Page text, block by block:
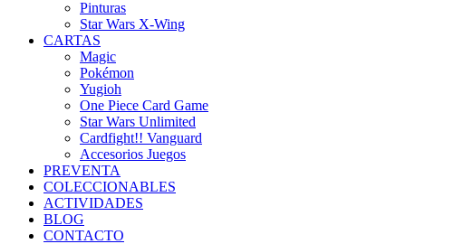
Pinturas
Star Wars X-Wing
CARTAS
Magic
Pokémon
Yugioh
One Piece Card Game
Star Wars Unlimited
Cardfight!! Vanguard
Accesorios Juegos
PREVENTA
COLECCIONABLES
ACTIVIDADES
BLOG
CONTACTO